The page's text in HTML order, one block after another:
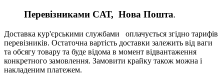
Перевізниками CАТ, Нова Пошта.
Доставка кур'єрськими службами оплачується згідно тарифів
перевізників. Остаточна вартість доставки залежить від ваги
та обсягу товару та буде відома в момент відвантаження
конкретного замовлення. Замовити крайку також можна і
накладеним платежем.